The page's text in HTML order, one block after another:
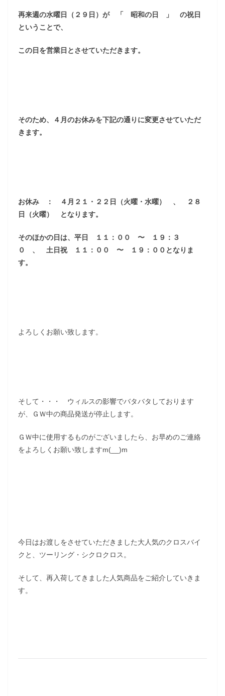
再来週の水曜日（２９日）が 「 昭和の日 」 の祝日
ということで、
この日を営業日とさせていただきます。
そのため、４月のお休みを下記の通りに変更させていただ
きます。
お休み ： ４月２１・２２日（火曜・水曜） 、 ２８
日（火曜） となります。
そのほかの日は、平日 １１：００ 〜 １９：３
０ 、 土日祝 １１：００ 〜 １９：００となりま
す。
よろしくお願い致します。
そして・・・ ウィルスの影響でバタバタしております
が、ＧＷ中の商品発送が停止します。
ＧＷ中に使用するものがございましたら、お早めのご連絡
をよろしくお願い致しますm(__)m
今日はお渡しをさせていただきました大人気のクロスバイ
クと、ツーリング・シクロクロス。
そして、再入荷してきました人気商品をご紹介していきま
す。